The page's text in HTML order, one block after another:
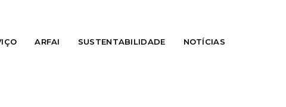
ARFAI SUSTENTABILIDADE NOTÍCIAS